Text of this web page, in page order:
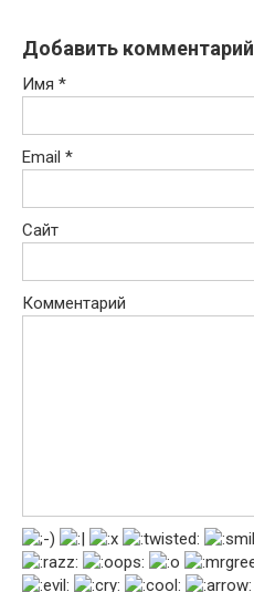
Добавить комментарий
Имя *
Email *
Сайт
Комментарий